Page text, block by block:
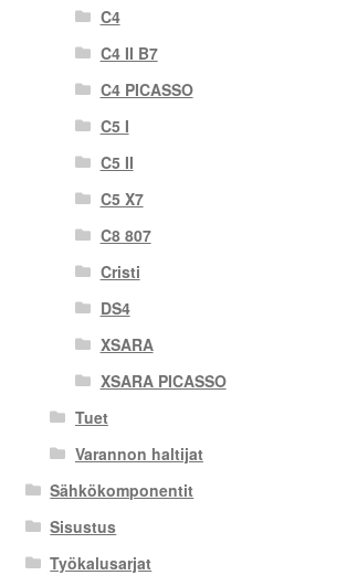
C4
C4 II B7
C4 PICASSO
C5 I
C5 II
C5 X7
C8 807
Cristi
DS4
XSARA
XSARA PICASSO
Tuet
Varannon haltijat
Sähkökomponentit
Sisustus
Työkalusarjat